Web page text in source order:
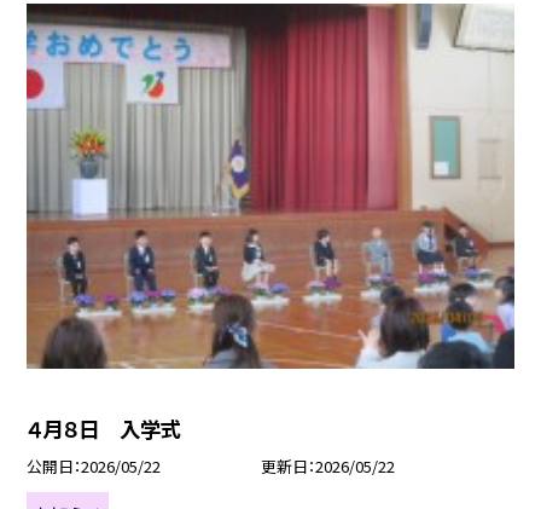
４月８日 入学式
公開日 2026/05/22 更新日 2026/05/22